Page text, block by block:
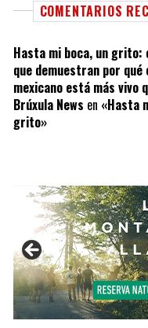
COMENTARIOS
Hasta mi boca, un grito:
que demuestran por qué
mexicano está más vivo
Brúxula News en «Hasta
grito»